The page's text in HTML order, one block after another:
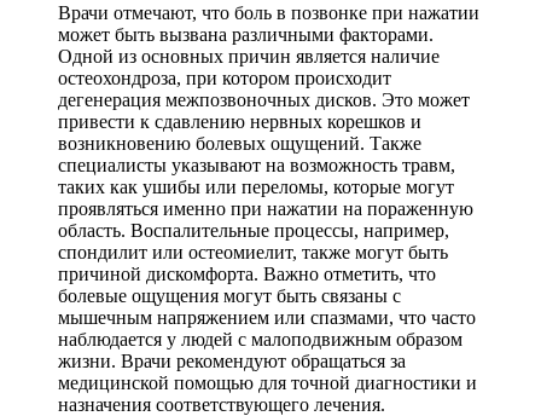
Врачи отмечают, что боль в позвонке при нажатии
может быть вызвана различными факторами.
Одной из основных причин является наличие
остеохондроза, при котором происходит
дегенерация межпозвоночных дисков. Это может
привести к сдавлению нервных корешков и
возникновению болевых ощущений. Также
специалисты указывают на возможность травм,
таких как ушибы или переломы, которые могут
проявляться именно при нажатии на пораженную
область. Воспалительные процессы, например,
спондилит или остеомиелит, также могут быть
причиной дискомфорта. Важно отметить, что
болевые ощущения могут быть связаны с
мышечным напряжением или спазмами, что часто
наблюдается у людей с малоподвижным образом
жизни. Врачи рекомендуют обращаться за
медицинской помощью для точной диагностики и
назначения соответствующего лечения.